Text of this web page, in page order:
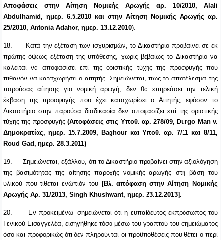
Αποφάσεις στην Αίτηση Νομικής Αρωγής αρ. 10/2010, Αlali
Abdulhamid, ημερ. 6.5.2010 και στην Αίτηση Νομικής Αρωγής αρ.
25/2010, Antonia Adahor, ημερ. 13.12.2010).
18.
Κατά την εξέταση των ισχυρισμών, το Δικαστήριο προβαίνει σε εκ
πρώτης όψεως εξέταση της υπόθεσης, χωρίς βεβαίως το Δικαστήριο να
καλείται να αποφασίσει επί της οριστικής τύχης της προσφυγής που
πιθανόν να καταχωρήσει ο αιτητής. Σημειώνεται, πως το αποτέλεσμα της
παρούσας αίτησης για νομική αρωγή, δεν θα επηρεάσει την τελική
έκβαση της προσφυγής που έχει καταχωρίσει ο Αιτητής, εφόσον το
Δικαστήριο στην παρούσα διαδικασία δεν αποφασίζει επί της οριστικής
τύχης της προσφυγής (Αποφάσεις στις Yπoθ. αρ. 278/09, Durgo Man v.
Δημοκρατίας, ημερ. 15.7.2009, Baghour και Yπoθ. αρ. 7/11 και 8/11,
Roud Gad, ημερ. 28.3.2011)
19.
Σημειώνεται, εξάλλου, ότι το Δικαστήριο προβαίνει στην αξιολόγηση
της βασιμότητας της αίτησης παροχής νομικής αρωγής στη βάση του
υλικού που τίθεται ενώπιόν του [Bλ. απόφαση στην Αίτηση Νομικής
Αρωγής Αρ. 31/2013, Singh Khushwant, ημερ. 23.12.2013].
20.
Εν προκειμένω, σημειώνεται ότι η ευπαίδευτος εκπρόσωπος του
Γενικού Εισαγγελέα, εισηγήθηκε τόσο μέσω του γραπτού του σημειώματος
όσο και προφορικώς ότι δεν πληρούνται οι προϋποθέσεις που θέτει ο περί